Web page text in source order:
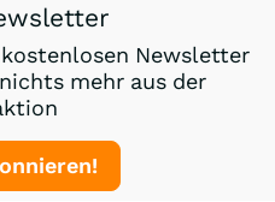
Newsletter
mehr aus der